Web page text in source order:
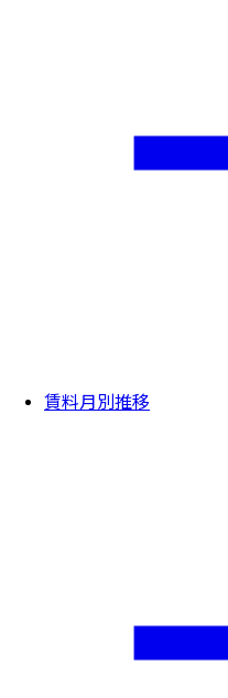
賃料月別推移